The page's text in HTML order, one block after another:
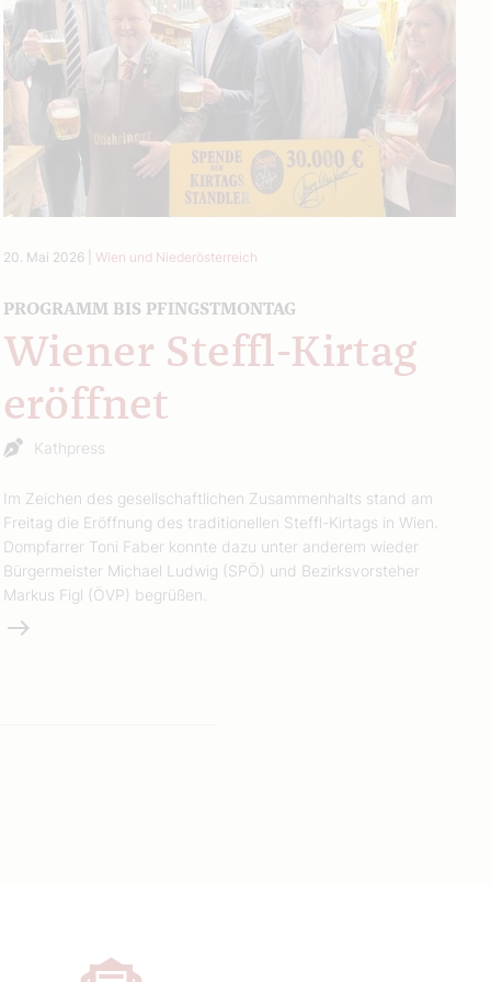
20. Mai 2026| Wien und Niederösterreich
PROGRAMM BIS PFINGSTMONTAG
Wiener Steffl-Kirtag
eröffnet
Kathpress
Im Zeichen des gesellschaftlichen Zusammenhalts stand am
Freitag die Eröffnung des traditionellen Steffl-Kirtags in Wien.
Dompfarrer Toni Faber konnte dazu unter anderem wieder
Bürgermeister Michael Ludwig (SPÖ) und Bezirksvorsteher
Markus Figl (ÖVP) begrüßen.
Weiterlesen